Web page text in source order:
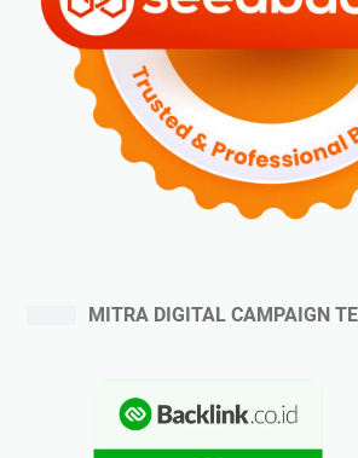
MITRA DIGITAL CAMPAIGN